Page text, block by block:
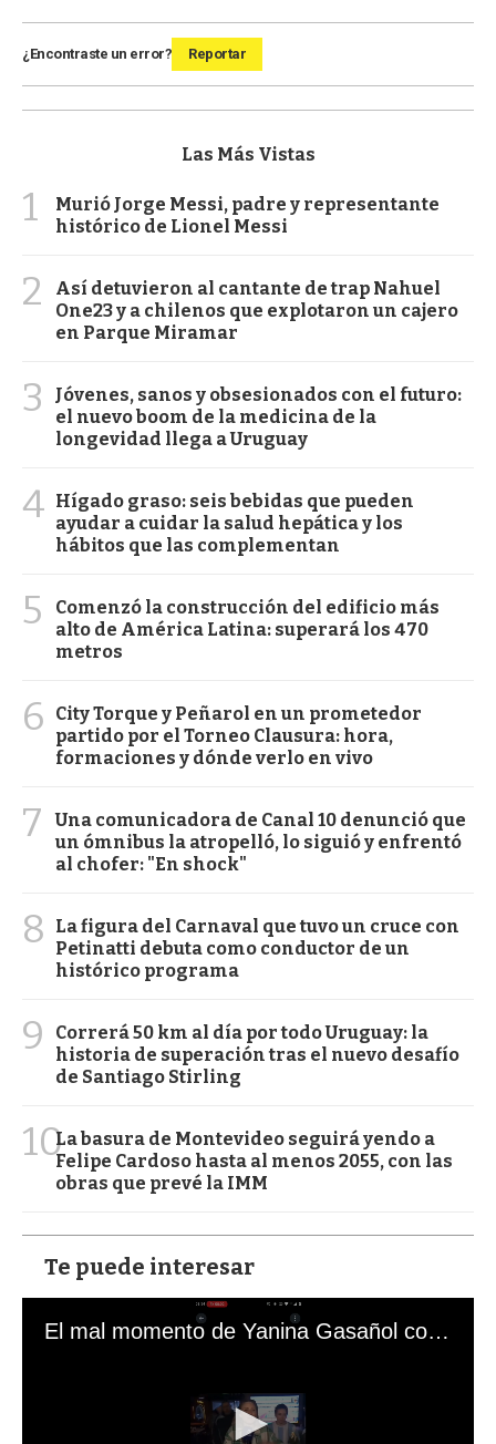
¿Encontraste un error? Reportar
Las Más Vistas
1
Murió Jorge Messi, padre y representante
histórico de Lionel Messi
2
Así detuvieron al cantante de trap Nahuel
One23 y a chilenos que explotaron un cajero
en Parque Miramar
3
Jóvenes, sanos y obsesionados con el futuro:
el nuevo boom de la medicina de la
longevidad llega a Uruguay
4 Hígado graso: seis bebidas que pueden
ayudar a cuidar la salud hepática y los
hábitos que las complementan
5
Comenzó la construcción del edificio más
alto de América Latina: superará los 470
metros
6
City Torque y Peñarol en un prometedor
partido por el Torneo Clausura: hora,
formaciones y dónde verlo en vivo
7
Una comunicadora de Canal 10 denunció que
un ómnibus la atropelló, lo siguió y enfrentó
al chofer: "En shock"
8
La figura del Carnaval que tuvo un cruce con
Petinatti debuta como conductor de un
histórico programa
9
Correrá 50 km al día por todo Uruguay: la
historia de superación tras el nuevo desafío
de Santiago Stirling
10La basura de Montevideo seguirá yendo a
Felipe Cardoso hasta al menos 2055, con las
obras que prevé la IMM
Te puede interesar
El mal momento de Yanina Gasañol con un hincha argentino en "Subrayado"